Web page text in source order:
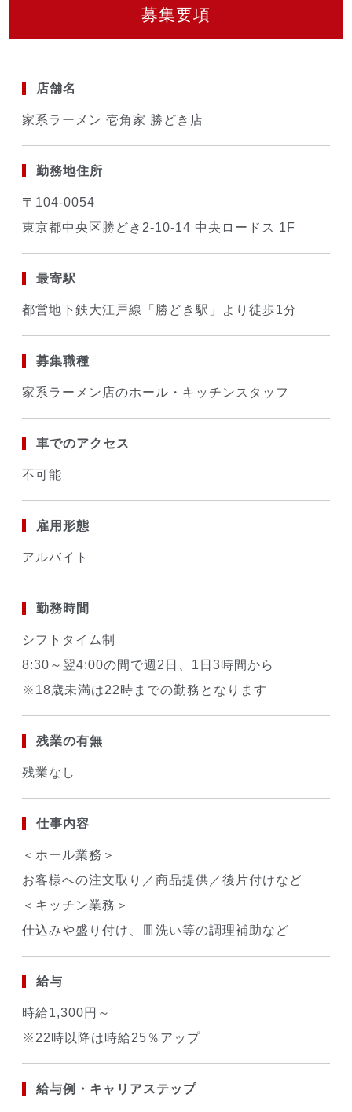
募集要項
店舗名
家系ラーメン 壱角家 勝どき店
勤務地住所
〒104-0054
東京都中央区勝どき2-10-14 中央ロードス 1F
最寄駅
都営地下鉄大江戸線「勝どき駅」より徒歩1分
募集職種
家系ラーメン店のホール・キッチンスタッフ
車でのアクセス
不可能
雇用形態
アルバイト
勤務時間
シフトタイム制
8:30～翌4:00の間で週2日、1日3時間から
※18歳未満は22時までの勤務となります
残業の有無
残業なし
仕事内容
＜ホール業務＞
お客様への注文取り／商品提供／後片付けなど
＜キッチン業務＞
仕込みや盛り付け、皿洗い等の調理補助など
給与
時給1,300円～
※22時以降は時給25％アップ
給与例・キャリアステップ